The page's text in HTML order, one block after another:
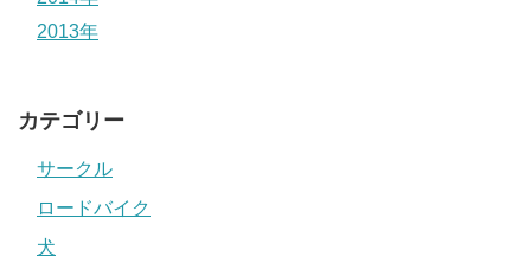
2013年
カテゴリー
サークル
ロードバイク
犬